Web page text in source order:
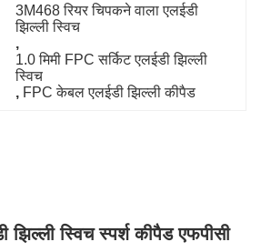
3M468 रियर चिपकने वाला एलईडी
झिल्ली स्विच
,
1.0 मिमी FPC सर्किट एलईडी झिल्ली
स्विच
, FPC केबल एलईडी झिल्ली कीपैड
झिल्ली स्विच स्पर्श कीपैड एफपीसी